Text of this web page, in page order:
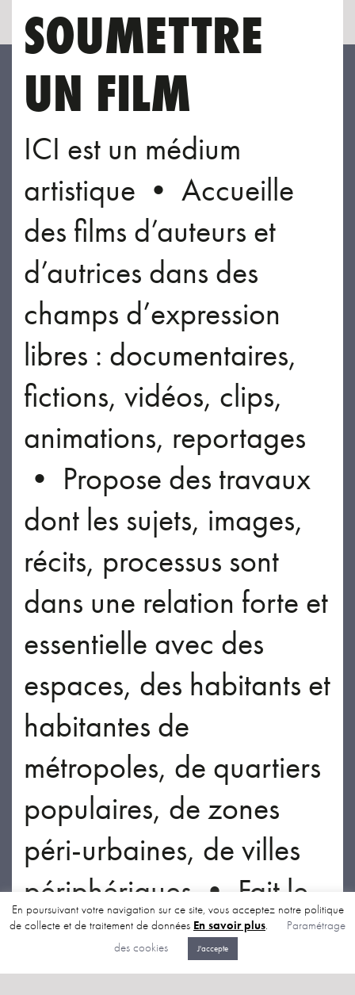
SOUMETTRE
UN FILM
ICI est un médium
artistique • Accueille
des films d’auteurs et
d’autrices dans des
champs d’expression
libres : documentaires,
fictions, vidéos, clips,
animations, reportages
• Propose des travaux
dont les sujets, images,
récits, processus sont
dans une relation forte et
essentielle avec des
espaces, des habitants et
habitantes de
métropoles, de quartiers
populaires, de zones
péri-urbaines, de villes
périphériques • Fait le
lien avec des travaux
réalisés à Lyon et
En poursuivant votre navigation sur ce site, vous acceptez notre politique
de collecte et de traitement de données En savoir plus.
Paramétrage
des cookies
J'accepte